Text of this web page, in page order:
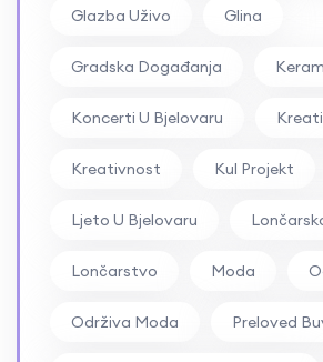
Glazba Uživo Glina
Gradska Događanja
Koncerti U Bjelovaru
Kreativnost Kul Projekt
Ljeto U Bjelovaru
Lončarstvo Moda
Održiva Moda Preloved